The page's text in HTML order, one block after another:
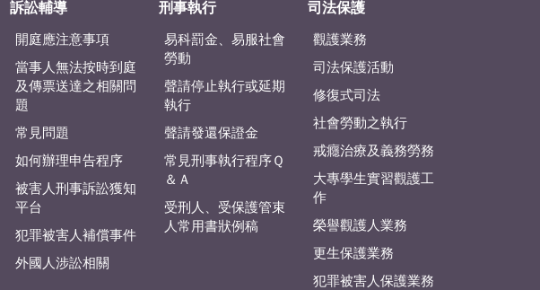
訴訟輔導
開庭應注意事項
當事人無法按時到庭
及傳票送達之相關問
題
常見問題
如何辦理申告程序
被害人刑事訴訟獲知
平台
犯罪被害人補償事件
外國人涉訟相關
刑事執行
易科罰金、易服社會
勞動
聲請停止執行或延期
執行
聲請發還保證金
常見刑事執行程序Ｑ
＆Ａ
受刑人、受保護管束
人常用書狀例稿
司法保護
觀護業務
司法保護活動
修復式司法
社會勞動之執行
戒癮治療及義務勞務
大專學生實習觀護工
作
榮譽觀護人業務
更生保護業務
犯罪被害人保護業務